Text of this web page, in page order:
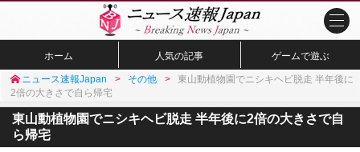
ホーム 人気の記事 ゲームで遊ぶ
ニュース速報Japan その他
東山動植物園でニシキヘビ脱走 半年後に
2倍の大きさで自ら帰宅
東山動植物園でニシキヘビ脱走 半年後に2倍の大きさで自
ら帰宅